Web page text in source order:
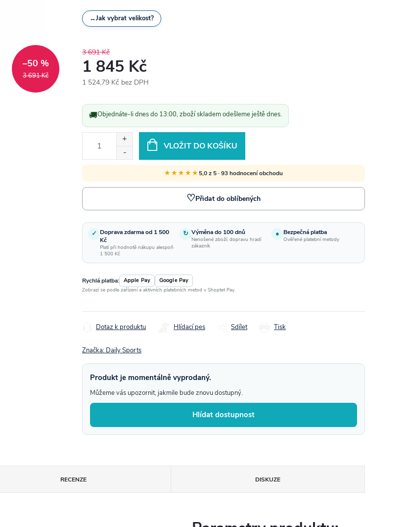
3 691 Kč
–50 %
↔Jak vybrat velikost?
3 691 Kč
1 845 Kč
1 524,79 Kč bez DPH
cena:
🚚Objednáte-li dnes do 13:00, zboží skladem odešleme ještě dnes.
VLOŽIT DO KOŠÍKU
★★★★★5,0 z 5 · 93 hodnocení obchodu
♡Přidat do oblíbených
✓ Doprava zdarma od 1 500
Kč
Platí při hodnotě nákupu alespoň
1 500 Kč
↻ Výměna do 100 dnů
Nenošené zboží; dopravu hradí
zákazník
● Bezpečná platba
Ověřené platební metody
Rychlá platba: Apple Pay Google Pay
Zobrazí se podle zařízení a aktivních platebních metod v Shoptet Pay.
Tisk
Dotaz k produktu Hlídací pes Sdílet
Značka: Daily Sports
Produkt je momentálně vyprodaný.
Můžeme vás upozornit, jakmile bude znovu dostupný.
Hlídat dostupnost
RECENZE DISKUZE